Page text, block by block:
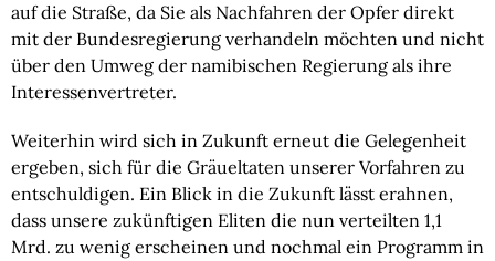
auf die Straße, da Sie als Nachfahren der Opfer direkt
mit der Bundesregierung verhandeln möchten und nicht
über den Umweg der namibischen Regierung als ihre
Interessenvertreter.
Weiterhin wird sich in Zukunft erneut die Gelegenheit
ergeben, sich für die Gräueltaten unserer Vorfahren zu
entschuldigen. Ein Blick in die Zukunft lässt erahnen,
dass unsere zukünftigen Eliten die nun verteilten 1,1
Mrd. zu wenig erscheinen und nochmal ein Programm in